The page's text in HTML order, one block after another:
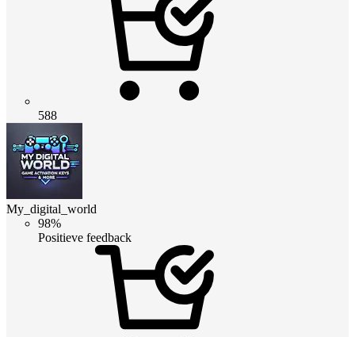
588
My_digital_world
98%
Positieve feedback